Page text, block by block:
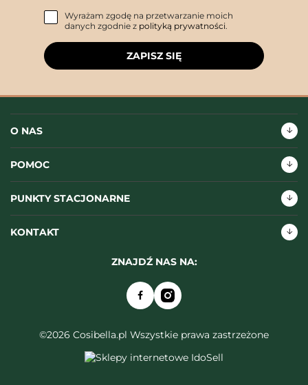
Wyrażam zgodę na przetwarzanie moich
danych zgodnie z polityką prywatności.
ZAPISZ SIĘ
O NAS
POMOC
PUNKTY STACJONARNE
KONTAKT
ZNAJDŹ NAS NA:
©2026 Cosibella.pl Wszystkie prawa zastrzeżone